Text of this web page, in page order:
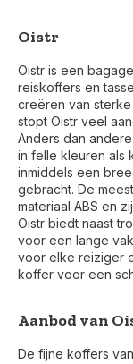
Oistr
Oistr is een
reiskoffers en
creëren van
stopt Oistr veel
Anders dan
in felle kleuren als
inmiddels een
gebracht. De
materiaal ABS en
Oistr biedt naast
voor een lange
voor elke reiziger
koffer voor een
Aanbod van
De fijne koffers